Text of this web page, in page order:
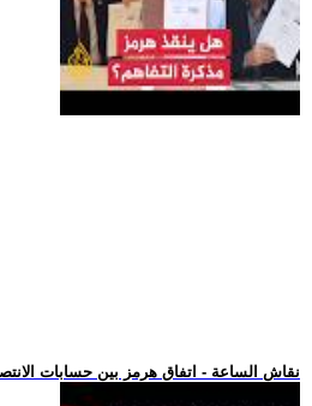
.. نقاش الساعة - اتفاق هرمز بين حسابات